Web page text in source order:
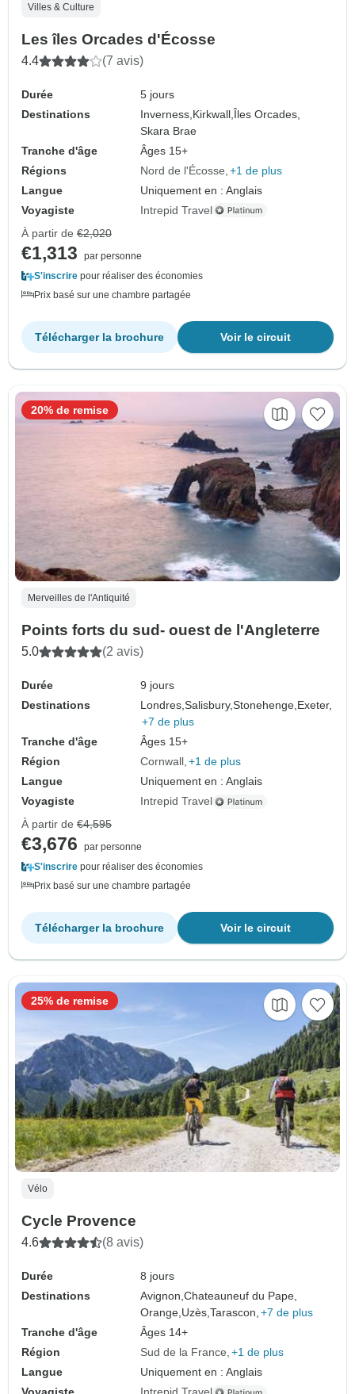
Villes & Culture
Les îles Orcades d'Écosse
4.4 (7 avis)
Durée
5 jours
Destinations
Inverness, Kirkwall, Îles Orcades,
Skara Brae
Tranche d'âge
Âges 15+
Régions
Nord de l'Écosse +1 de plus
Langue
Uniquement en : Anglais
Voyagiste
Intrepid Travel
À partir de €2,020
€1,313
par personne
S'inscrire pour réaliser des économies
Prix basé sur une chambre partagée
Voir le circuit
Télécharger la brochure
Merveilles de l'Antiquité
Points forts du sud- ouest de l'Angleterre
5.0 (2 avis)
Durée
9 jours
Destinations
Londres,Salisbury,Stonehenge, Exeter,
+7 de plus
Tranche d'âge
Âges 15+
Région
Cornwall +1 de plus
Langue
Uniquement en : Anglais
Voyagiste
Intrepid Travel
20% de remise
À partir de €4,595
€3,676
par personne
S'inscrire pour réaliser des économies
Prix basé sur une chambre partagée
Voir le circuit
Télécharger la brochure
Vélo
Cycle Provence
4.6 (8 avis)
Durée
8 jours
Destinations
Avignon,Chateauneuf du Pape,
Orange, Uzès,Tarascon, +7 de plus
Tranche d'âge
Âges 14+
Région
Sud de la France +1 de plus
Langue
Uniquement en : Anglais
25% de remise